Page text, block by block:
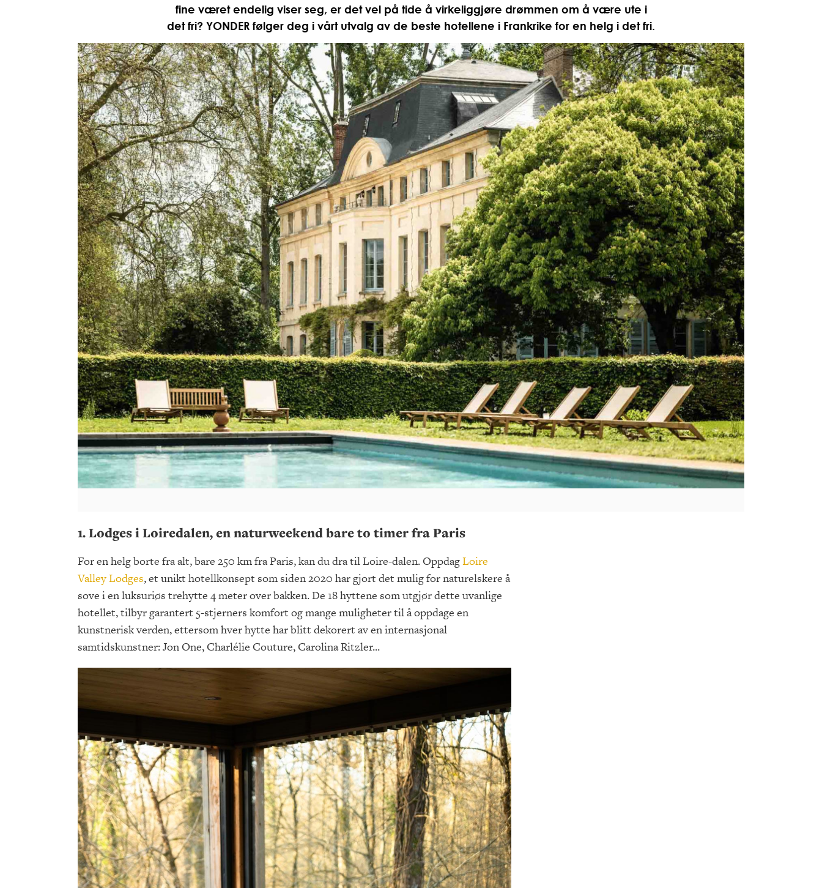
fine været endelig viser seg, er det vel på tide å virkeliggjøre drømmen om å være ute i
det fri? YONDER følger deg i vårt utvalg av de beste hotellene i Frankrike for en helg i det fri.
1. Lodges i Loiredalen, en naturweekend bare to timer fra Paris
For en helg borte fra alt, bare 250 km fra Paris, kan du dra til Loire-dalen. OppdagLoire
Valley Lodges, et unikt hotellkonsept som siden 2020 har gjort det mulig for naturelskere å
sove i en luksuriøs trehytte 4 meter over bakken. De 18 hyttene som utgjør dette uvanlige
hotellet, tilbyr garantert 5-stjerners komfort og mange muligheter til å oppdage en
kunstnerisk verden, ettersom hver hytte har blitt dekorert av en internasjonal
samtidskunstner: Jon One, Charlélie Couture, Carolina Ritzler...